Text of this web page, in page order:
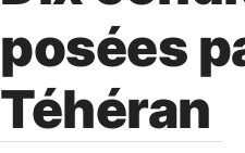
posées
Téhéran